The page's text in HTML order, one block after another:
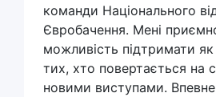
команди Національного
Євробачення. Мені
можливість підтримати як
тих, хто повертається на
новими виступами.